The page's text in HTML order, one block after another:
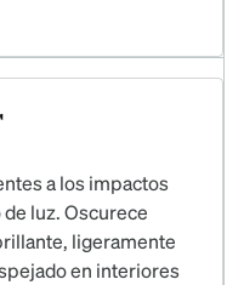
a los impactos
luz. Oscurece
ligeramente
en interiores